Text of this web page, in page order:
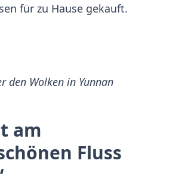
für zu Hause gekauft.
den Wolken in Yunnan
am
Fluss